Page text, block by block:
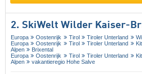
2. SkiWelt Wilder Kaiser-
Europa Oostenrijk Tirol Tiroler Unterland
Europa
Oostenrijk Tirol Tiroler Unterland
Alpen
Brixental
Europa
Oostenrijk Tirol Tiroler Unterland
Alpen
vakantieregio Hohe Salve